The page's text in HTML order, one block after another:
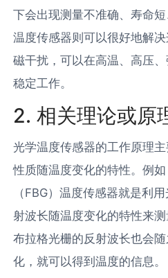
下会出现测量不准确、寿命
温度传感器则可以很好地解
磁干扰，可以在高温、高压
稳定工作。
2. 相关理论或原
光学温度传感器的工作原理
性质随温度变化的特性。例
（FBG）温度传感器就是利
射波长随温度变化的特性来
布拉格光栅的反射波长也会
化，就可以得到温度的信息。